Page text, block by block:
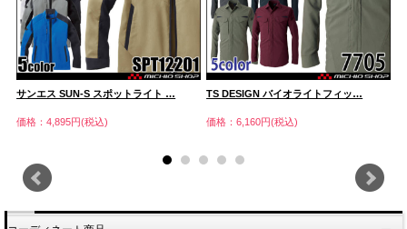
サンエス SUN-S スポットライト …
価格：4,895円(税込)
TS DESIGN バイオライトフィッ…
価格：6,160円(税込)